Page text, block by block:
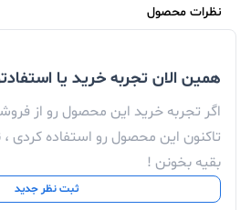
لنز تله فوتو و اولتراواید است که
نمود که دارای امکان ضبط و
است.
نظرات محصول
همین الان تجربه خرید یا
اگر تجربه خرید این محصول رو از
تاکنون این محصول رو استفاده کردی
بقیه بخونن !
ثبت نظر جدید